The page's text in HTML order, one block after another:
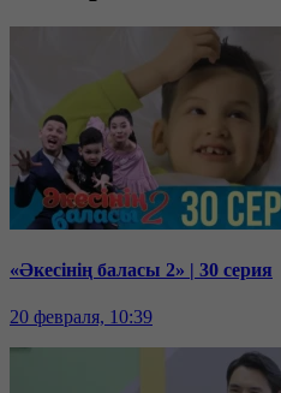
«Әкесінің баласы 2» | 30 серия
20 февраля, 10:39